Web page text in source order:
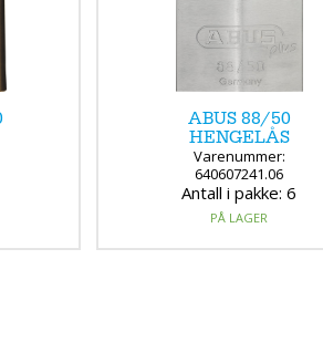
ABUS 88/50
HENGELÅS
Varenummer:
640607241.06
Antall i pakke: 6
PÅ LAGER